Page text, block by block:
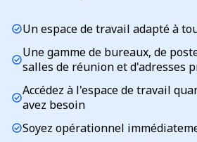
check_circleUn espace de travail adapté à
check_circleUne gamme de bureaux, de
salles de réunion et d'adresses
check_circleAccédez à l'espace de travail
avez besoin
check_circleSoyez opérationnel